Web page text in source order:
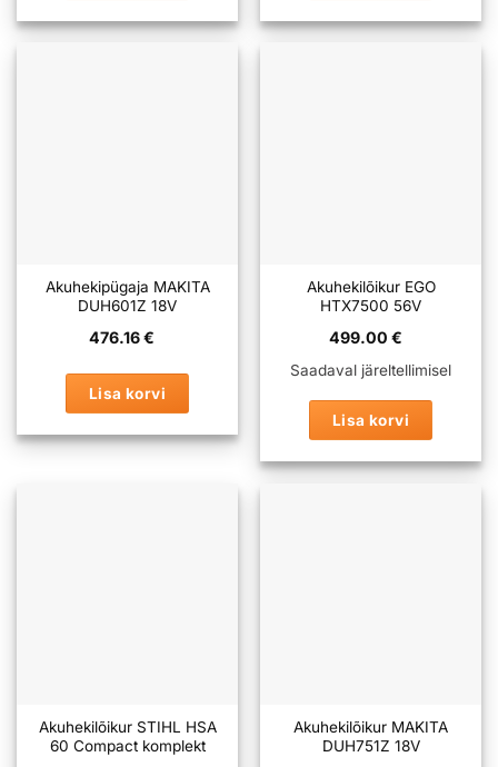
Akuhekipügaja MAKITA
DUH601Z 18V
476.16€
Lisa korvi
Akuhekilõikur EGO
HTX7500 56V
499.00 €
Saadaval järeltellimisel
Lisa korvi
Akuhekilõikur STIHL HSA
60 Compact komplekt
Akuhekilõikur MAKITA
DUH751Z 18V